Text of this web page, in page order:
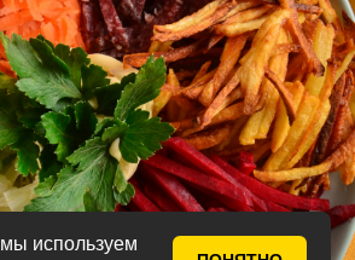
мы используем